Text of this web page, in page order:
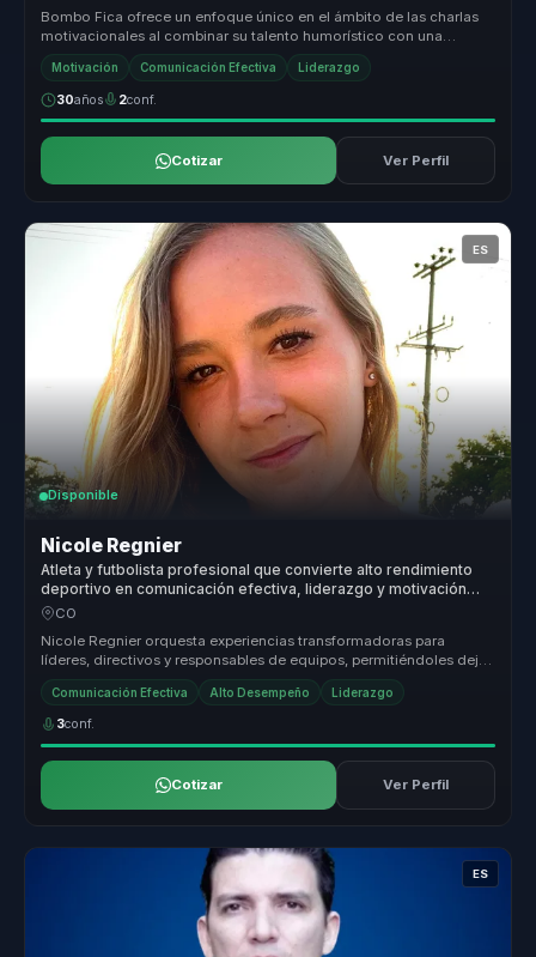
Bombo Fica ofrece un enfoque único en el ámbito de las charlas
motivacionales al combinar su talento humorístico con una
profunda compren...
Motivación Comunicación Efectiva Liderazgo
30años 2conf.
Cotizar Ver Perfil
ES
Disponible
Nicole Regnier
Atleta y futbolista profesional que convierte alto rendimiento
deportivo en comunicación efectiva, liderazgo y motivación
para líderes y equipos.
CO
Nicole Regnier orquesta experiencias transformadoras para
líderes, directivos y responsables de equipos, permitiéndoles dejar
atrás estru...
Comunicación Efectiva Alto Desempeño Liderazgo
3conf.
Cotizar Ver Perfil
ES